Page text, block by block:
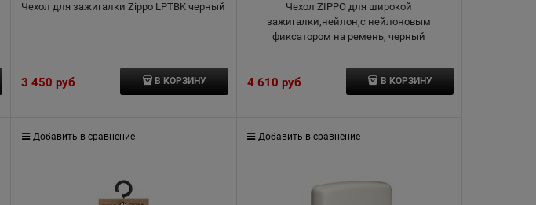
Чехол для зажигалки Zippo LPTBK черный
3 450 руб В КОРЗИНУ
Добавить в сравнение
Чехол ZIPPO для широкой
зажигалки,нейлон,с нейлоновым
фиксатором на ремень, черный
4 610 руб В КОРЗИНУ
Добавить в сравнение